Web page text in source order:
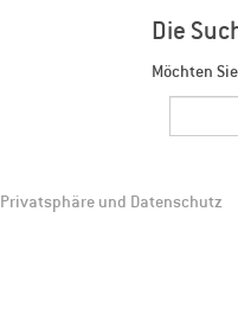
Die
Möchten
Privatsphäre und Datenschutz